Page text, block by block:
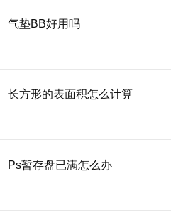
气垫BB好用吗
长方形的表面积怎么计算
Ps暂存盘已满怎么办